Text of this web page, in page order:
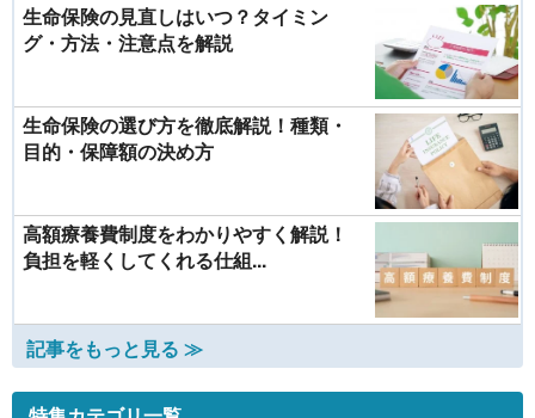
生命保険の見直しはいつ？タイミン
グ・方法・注意点を解説
生命保険の選び方を徹底解説！種類・
目的・保障額の決め方
高額療養費制度をわかりやすく解説！
負担を軽くしてくれる仕組...
記事をもっと見る ≫